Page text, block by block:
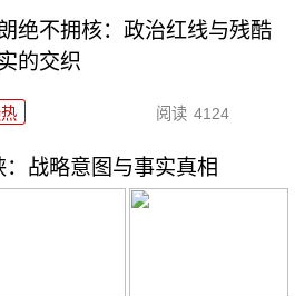
绝不拥核：政治红线与残酷
的交织
阅读 4124
战略意图与事实真相